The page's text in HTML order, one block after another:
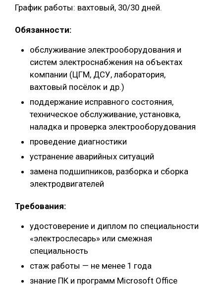
График работы: вахтовый, 30/30 дней.
Обязанности:
обслуживание электрооборудования и
систем электроснабжения на объектах
компании (ЦГМ, ДСУ, лаборатория,
вахтовый посёлок и др.)
поддержание исправного состояния,
техническое обслуживание, установка,
наладка и проверка электрооборудования
проведение диагностики
устранение аварийных ситуаций
замена подшипников, разборка и сборка
электродвигателей
Требования:
удостоверение и диплом по специальности
«электрослесарь» или смежная
специальность
стаж работы — не менее 1 года
знание ПК и программ Microsoft Office